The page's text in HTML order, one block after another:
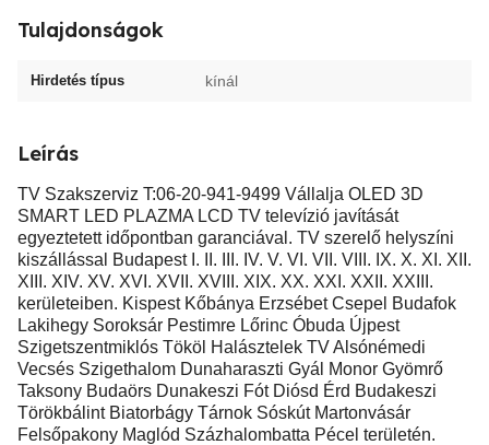
Tulajdonságok
Hirdetés típus kínál
Leírás
TV Szakszerviz T:06-20-941-9499 Vállalja OLED 3D
SMART LED PLAZMA LCD TV televízió javítását
egyeztetett időpontban garanciával. TV szerelő helyszíni
kiszállással Budapest I. II. III. IV. V. VI. VII. VIII. IX. X. XI. XII.
XIII. XIV. XV. XVI. XVII. XVIII. XIX. XX. XXI. XXII. XXIII.
kerületeiben. Kispest Kőbánya Erzsébet Csepel Budafok
Lakihegy Soroksár Pestimre Lőrinc Óbuda Újpest
Szigetszentmiklós Tököl Halásztelek TV Alsónémedi
Vecsés Szigethalom Dunaharaszti Gyál Monor Gyömrő
Taksony Budaörs Dunakeszi Fót Diósd Érd Budakeszi
Törökbálint Biatorbágy Tárnok Sóskút Martonvásár
Felsőpakony Maglód Százhalombatta Pécel területén.